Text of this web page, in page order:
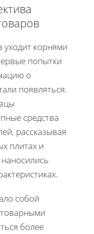
уходит корнями
попытки
о
появляться.
средства
рассказывая
плитах и
собой
товарными
более